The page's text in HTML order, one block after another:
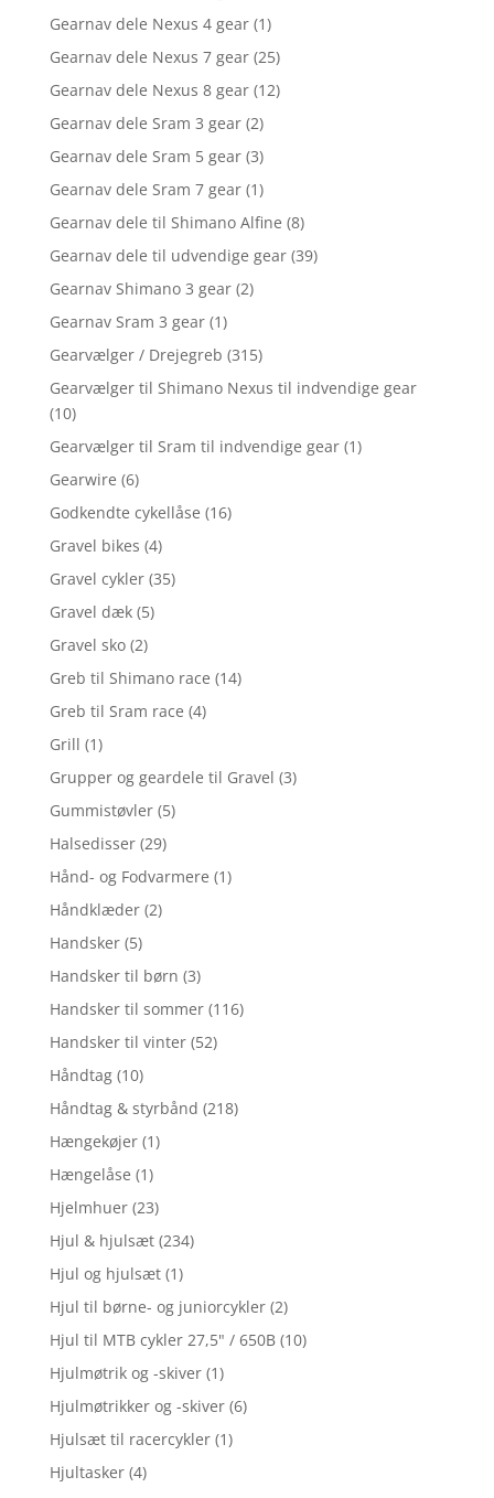
Gearnav dele Nexus 4 gear (1)
Gearnav dele Nexus 7 gear (25)
Gearnav dele Nexus 8 gear (12)
Gearnav dele Sram 3 gear (2)
Gearnav dele Sram 5 gear (3)
Gearnav dele Sram 7 gear (1)
Gearnav dele til Shimano Alfine (8)
Gearnav dele til udvendige gear (39)
Gearnav Shimano 3 gear (2)
Gearnav Sram 3 gear (1)
Gearvælger / Drejegreb (315)
Gearvælger til Shimano Nexus til indvendige gear
(10)
Gearvælger til Sram til indvendige gear (1)
Gearwire (6)
Godkendte cykellåse (16)
Gravel bikes (4)
Gravel cykler (35)
Gravel dæk (5)
Gravel sko (2)
Greb til Shimano race (14)
Greb til Sram race (4)
Grill (1)
Grupper og geardele til Gravel (3)
Gummistøvler (5)
Halsedisser (29)
Hånd- og Fodvarmere (1)
Håndklæder (2)
Handsker (5)
Handsker til børn (3)
Handsker til sommer (116)
Handsker til vinter (52)
Håndtag (10)
Håndtag & styrbånd (218)
Hængekøjer (1)
Hængelåse (1)
Hjelmhuer (23)
Hjul & hjulsæt (234)
Hjul og hjulsæt (1)
Hjul til børne- og juniorcykler (2)
Hjul til MTB cykler 27,5" / 650B (10)
Hjulmøtrik og -skiver (1)
Hjulmøtrikker og -skiver (6)
Hjulsæt til racercykler (1)
Hjultasker (4)